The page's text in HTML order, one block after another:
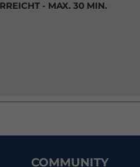
- MAX. 30 MIN.
COMMUNITY